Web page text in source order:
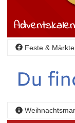
Feste &